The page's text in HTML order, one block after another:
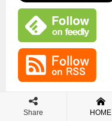
Share HOME